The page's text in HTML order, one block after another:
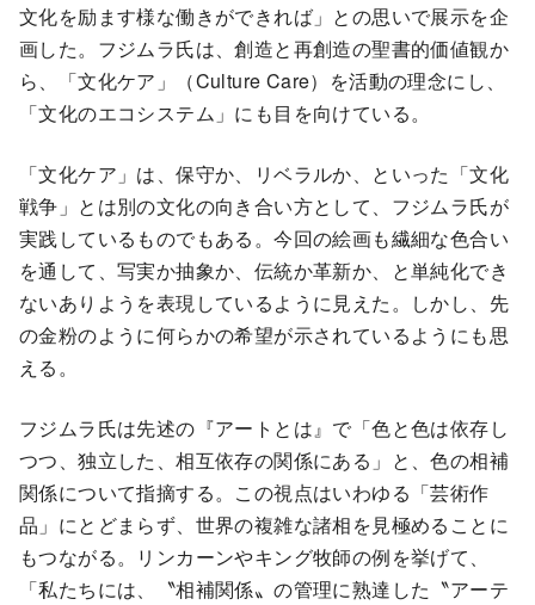
文化を励ます様な働きができれば」との思いで展示を企
画した。フジムラ氏は、創造と再創造の聖書的価値観か
ら、「文化ケア」（Culture Care）を活動の理念にし、
「文化のエコシステム」にも目を向けている。
「文化ケア」は、保守か、リベラルか、といった「文化
戦争」とは別の文化の向き合い方として、フジムラ氏が
実践しているものでもある。今回の絵画も繊細な色合い
を通して、写実か抽象か、伝統か革新か、と単純化でき
ないありようを表現しているように見えた。しかし、先
の金粉のように何らかの希望が示されているようにも思
える。
フジムラ氏は先述の『アートとは』で「色と色は依存し
つつ、独立した、相互依存の関係にある」と、色の相補
関係について指摘する。この視点はいわゆる「芸術作
品」にとどまらず、世界の複雑な諸相を見極めることに
もつながる。リンカーンやキング牧師の例を挙げて、
「私たちには、〝相補関係〟の管理に熟達した〝アーテ